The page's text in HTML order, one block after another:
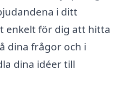
i ditt
enkelt för dig att hitta
dina frågor och i
dina idéer till